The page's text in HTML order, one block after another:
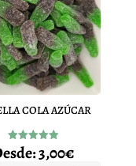
COLA AZÚCAR
Valorado
con3,00€